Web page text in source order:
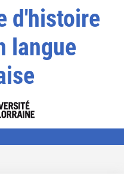
d'histoire
langue